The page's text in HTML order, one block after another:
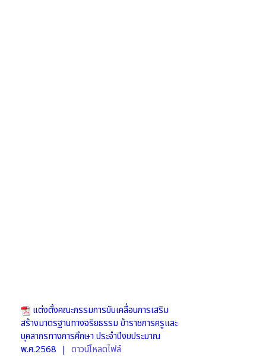
แต่งตั้งคณะกรรมการขับเคลื่อนการเสริม
สร้างมาตรฐานทางจริยธรรม ข้าราชการครูและ
บุคลากรทางการศึกษา ประจําปีงบประมาณ
พ.ศ.2568 | ดาวน์โหลดไฟล์